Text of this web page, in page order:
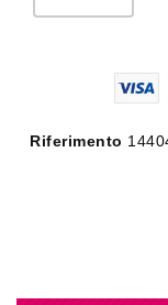
Riferimento